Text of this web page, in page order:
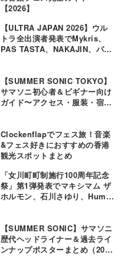
【2026】
【ULTRA JAPAN 2026】ウル
トラ全出演者発表でMykris、
PAS TASTA、NAKAJIN、パソ
【SUMMER SONIC TOKYO】
サマソニ初心者＆ビギナー向け
ガイド〜アクセス・服装・宿泊
Clockenflapでフェス旅！音楽
&フェス好きにおすすめの香港
観光スポットまとめ
「女川町町制施行100周年記念
祭」第1弾発表でマキシマム ザ
ホルモン、石川さゆり、Hump
【SUMMER SONIC】サマソニ
歴代ヘッドライナー＆過去ライ
ンナップポスターまとめ（2000